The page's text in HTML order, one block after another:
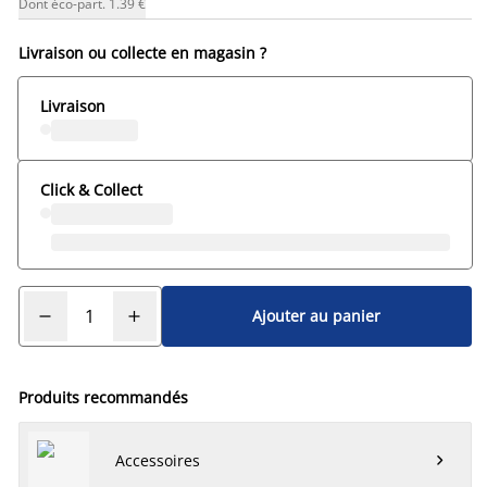
Livraison ou collecte en magasin ?
Livraison
Click & Collect
Ajouter au panier
Produits recommandés
Accessoires 